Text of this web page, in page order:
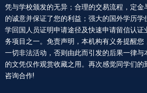
凭与学校颁发的无异；合理的交易流程，定金
的诚意并保证了您的利益；强大的国外学历学
学回国人员证明申请途径及快速申请留信认证
务项目之一。免责声明，本机构有义务提醒您
一切非法活动，否则由此而引发的后果一律与
的文凭仅作观赏收藏之用。再次感觉同学们
咨询合作!